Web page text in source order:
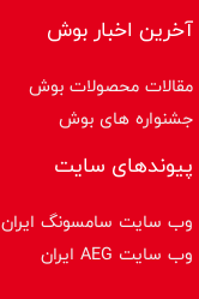
آخرین اخبار بوش
مقالات محصولات بوش
جشنواره های بوش
پیوندهای سایت
وب سایت سامسونگ ایران
وب سایت AEG ایران